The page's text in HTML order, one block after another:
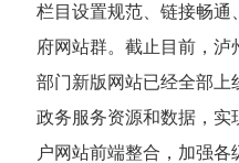
栏目设置规范、链接畅通
府网站群。截止目前，泸
部门新版网站已经全部上
政务服务资源和数据，实
户网站前端整合，加强